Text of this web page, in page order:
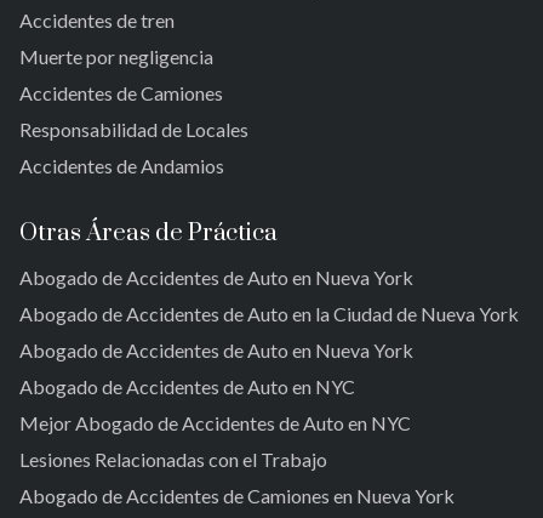
Far Rockaway
Brookville
Warnerville
Accidentes de tren
Muerte por negligencia
Accidentes de Camiones
Responsabilidad de Locales
Accidentes de Andamios
Otras Áreas de Práctica
Abogado de Accidentes de Auto en Nueva York
Abogado de Accidentes de Auto en la Ciudad de Nueva York
Abogado de Accidentes de Auto en Nueva York
Abogado de Accidentes de Auto en NYC
Mejor Abogado de Accidentes de Auto en NYC
Lesiones Relacionadas con el Trabajo
Abogado de Accidentes de Camiones en Nueva York